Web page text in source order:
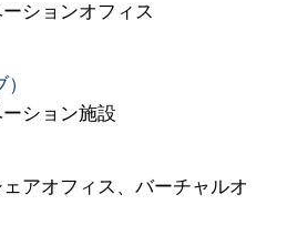
ションオフィス
ション施設
アオフィス、バーチャルオ